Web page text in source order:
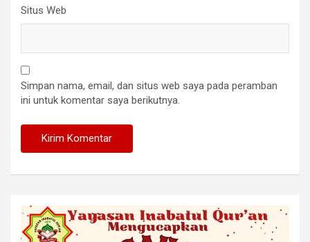
Situs Web
Simpan nama, email, dan situs web saya pada peramban
ini untuk komentar saya berikutnya.